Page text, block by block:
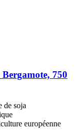
750
de soja
européenne